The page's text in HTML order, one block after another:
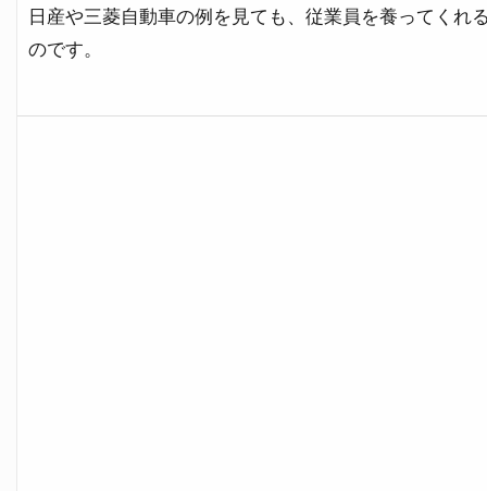
日産や三菱自動車の例を見ても、従業員を養ってくれ
のです。